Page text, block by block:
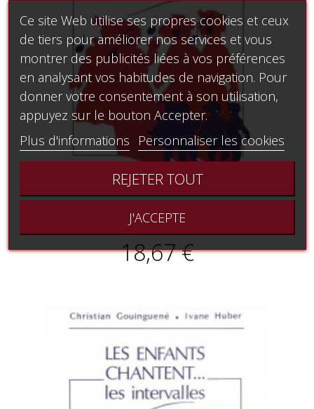
Les enfants chantent la théorie musicale
18,67 €
Ce site Web utilise ses propres cookies et ceux
de tiers pour améliorer nos services et vous
montrer des publicités liées à vos préférences
en analysant vos habitudes de navigation. Pour
donner votre consentement à son utilisation,
appuyez sur le bouton Accepter.
Plus d'informations
Personnaliser les cookies
REJETER TOUT
J'ACCEPTE